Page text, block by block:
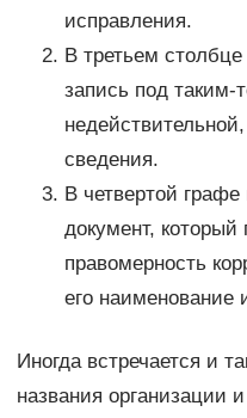
исправления.
В третьем
запись под таким-
сведения.
В четвертой
документ, который
правомерность
его наименование
Иногда встречается и
названия организации